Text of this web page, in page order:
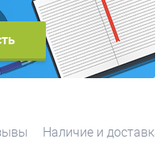
Наличие и доставка